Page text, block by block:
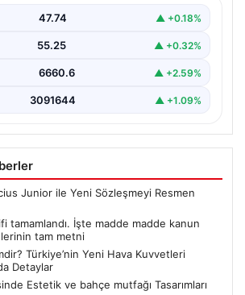
47.74 ▲ +0.18%
55.25 ▲ +0.32%
6660.6 ▲ +2.59%
3091644 ▲ +1.09%
Junior ile Yeni Sözleşmeyi Resmen
tamamlandı. İşte madde madde kanun
tam metni
Türkiye’nin Yeni Hava Kuvvetleri
Detaylar
Estetik ve bahçe mutfağı Tasarımları